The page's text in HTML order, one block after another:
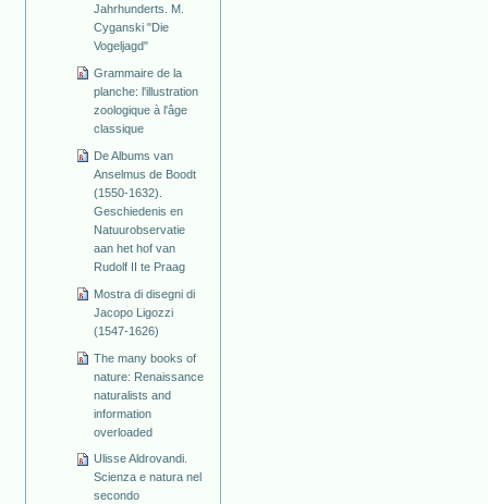
Jahrhunderts. M.
Cyganski "Die
Vogeljagd"
Grammaire de la
planche: l'illustration
zoologique à l'âge
classique
De Albums van
Anselmus de Boodt
(1550-1632).
Geschiedenis en
Natuurobservatie
aan het hof van
Rudolf II te Praag
Mostra di disegni di
Jacopo Ligozzi
(1547-1626)
The many books of
nature: Renaissance
naturalists and
information
overloaded
Ulisse Aldrovandi.
Scienza e natura nel
secondo